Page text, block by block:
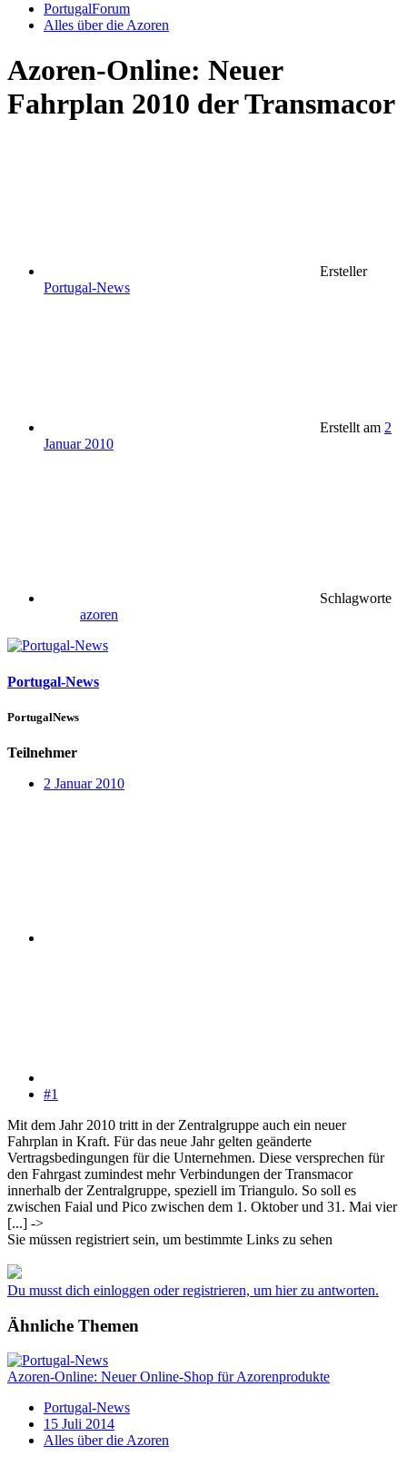
PortugalForum
Alles über die Azoren
Azoren-Online: Neuer
Fahrplan 2010 der Transmacor
Ersteller
Portugal-News
Erstellt am 2
Januar 2010
Schlagworte
azoren
Portugal-News
PortugalNews
Teilnehmer
2 Januar 2010
#1
Mit dem Jahr 2010 tritt in der Zentralgruppe auch ein neuer
Fahrplan in Kraft. Für das neue Jahr gelten geänderte
Vertragsbedingungen für die Unternehmen. Diese versprechen für
den Fahrgast zumindest mehr Verbindungen der Transmacor
innerhalb der Zentralgruppe, speziell im Triangulo. So soll es
zwischen Faial und Pico zwischen dem 1. Oktober und 31. Mai vier
[...] ->
Sie müssen registriert sein, um bestimmte Links zu sehen
Du musst dich einloggen oder registrieren, um hier zu antworten.
Ähnliche Themen
Azoren-Online: Neuer Online-Shop für Azorenprodukte
Portugal-News
15 Juli 2014
Alles über die Azoren